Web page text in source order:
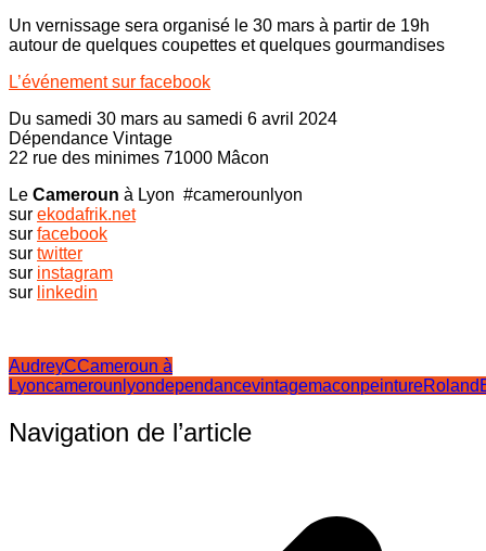
Un vernissage sera organisé le 30 mars à partir de 19h
autour de quelques coupettes et quelques gourmandises
L’événement sur facebook
Du samedi 30 mars au samedi 6 avril 2024
Dépendance Vintage
22 rue des minimes 71000 Mâcon
Le Cameroun à Lyon #camerounlyon
sur ekodafrik.net
sur facebook
sur twitter
sur instagram
sur linkedin
AudreyCCameroun à
Lyoncamerounlyondependancevintagemaconpeinture
Navigation de l’article